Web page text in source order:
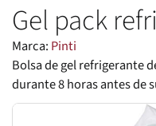
Gel pack
Marca: Pinti
Bolsa de gel refrigerante
durante 8 horas antes de